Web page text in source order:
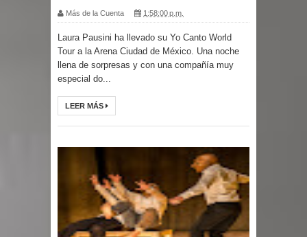
Más de la Cuenta 1:58:00 p.m.
Laura Pausini ha llevado su Yo Canto World
Tour a la Arena Ciudad de México. Una noche
llena de sorpresas y con una compañía muy
especial do...
LEER MÁS